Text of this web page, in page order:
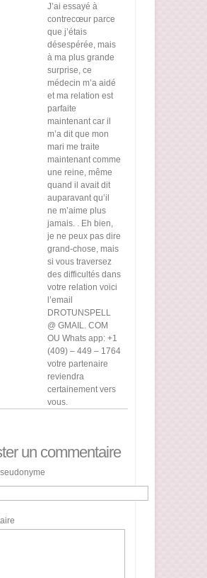
J’ai essayé à
contrecœur parce
que j’étais
désespérée, mais
à ma plus grande
surprise, ce
médecin m’a aidé
et ma relation est
parfaite
maintenant car il
m’a dit que mon
mari me traite
maintenant comme
une reine, même
quand il avait dit
auparavant qu’il
ne m’aime plus
jamais. . Eh bien,
je ne peux pas dire
grand-chose, mais
si vous traversez
des difficultés dans
votre relation voici
l’email
DROTUNSPELL
@ GMAIL. COM
OU Whats app: +1
(409) – 449 – 1764
votre partenaire
reviendra
certainement vers
vous.
un commentaire